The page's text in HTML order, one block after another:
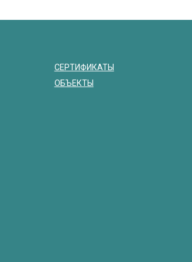
СЕРТИФИКАТЫ
ОБЪЕКТЫ